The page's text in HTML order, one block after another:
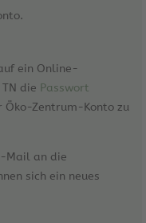
ein Online-
die Passwort
Öko-Zentrum-Konto zu
Mail an die
sich ein neues